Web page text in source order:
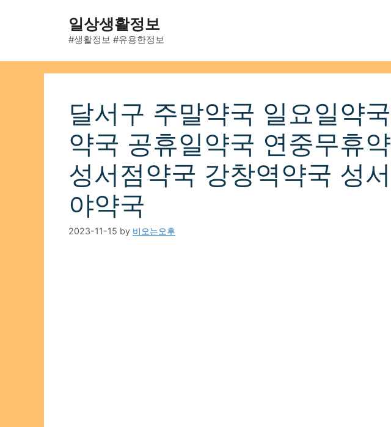
일상생활정보
#생활정보 #유용한정보
달서구 주말약국 일요일약
약국 공휴일약국 연중무휴
성서점약국 강창역약국 성
야약국
2023-11-15 by 비오는오후